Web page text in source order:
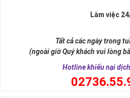
tài lộc, may mắn cho chủ sở hữu. Thật
tự nhiên, nó tượng trưng cho ngũ
), đạo quân tử có (Nhân - Nghĩa -
Phúc, Lộc, Thọ, Khang,
sống sự hòa hợp, yên ổn, an lành.
Làm việc
Tất cả các ngày trong
(ngoài giờ Quý khách vui lòng
Hotline khiếu nại
0